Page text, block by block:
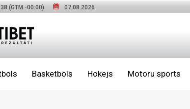
(GTM -00:00) 07.08.2026
Basketbols Hokejs Motoru sports